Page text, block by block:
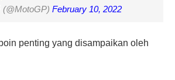
(@MotoGP)February 10, 2022
penting yang disampaikan oleh